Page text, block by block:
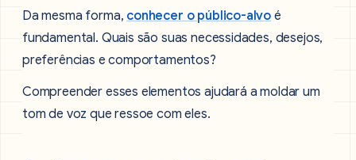
Da mesma forma, conhecer o público-alvo é
fundamental. Quais são suas necessidades, desejos,
preferências e comportamentos?
Compreender esses elementos ajudará a moldar um
tom de voz que ressoe com eles.